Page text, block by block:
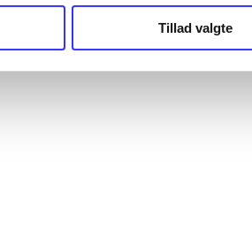
Tillad valgte